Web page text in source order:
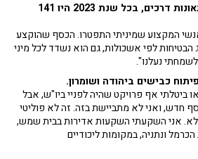
עד כה יש 170 הרוגים מתאונות דרכים, בכל שנת 2023 היו 141
המקצוע שמיניתי התפטרו. הכסף שהוקצע
לפי אשכולות, גם הוא נשדד לכל מיני
נעלנו".
כבישים ביהודה ושומרון.
ביטלתי אף פרויקט שהיה לפניי ביו"ש, אבל
ואני לא מתביישת בזה. זה לא פוליטי
אני השקעתי השקעות אדירות בבית שמש,
הכרמל ונתניה, במקומות ליכודיים